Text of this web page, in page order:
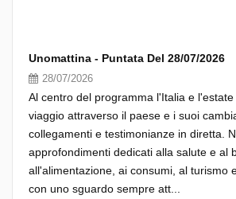
Unomattina - Puntata Del 28/07/2026
28/07/2026
Al centro del programma l'Italia e
viaggio attraverso il paese e i suoi
collegamenti e testimonianze in diretta.
approfondimenti dedicati alla salute e al
all'alimentazione, ai consumi, al turismo
con uno sguardo sempre att...